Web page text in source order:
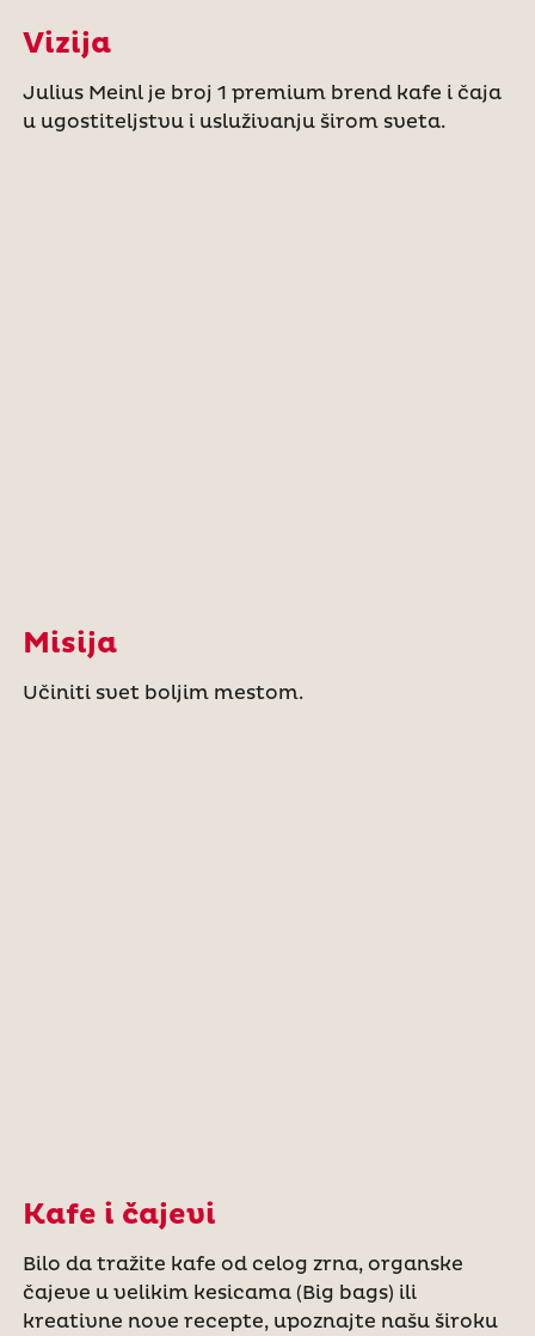
Vizija
Julius Meinl je broj 1 premium brend kafe i čaja
u ugostiteljstvu i usluživanju širom sveta.
Misija
Učiniti svet boljim mestom.
Kafe i čajevi
Bilo da tražite kafe od celog zrna, organske
čajeve u velikim kesicama (Big bags) ili
kreativne nove recepte, upoznajte našu široku